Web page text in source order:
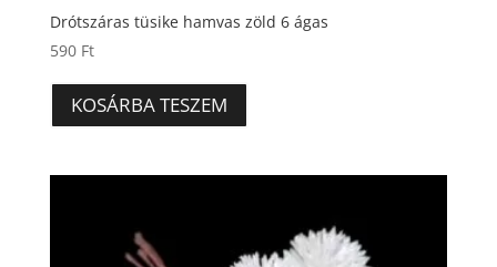
Drótszáras tüsike hamvas zöld 6 ágas
590 Ft
KOSÁRBA TESZEM